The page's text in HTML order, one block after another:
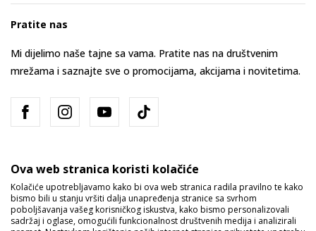
Pratite nas
Mi dijelimo naše tajne sa vama. Pratite nas na društvenim
mrežama i saznajte sve o promocijama, akcijama i novitetima.
Bosna i Hercegovina Promijenite
Ova web stranica koristi kolačiće
Kolačiće upotrebljavamo kako bi ova web stranica radila pravilno te kako
bismo bili u stanju vršiti dalja unapređenja stranice sa svrhom
poboljšavanja vašeg korisničkog iskustva, kako bismo personalizovali
sadržaj i oglase, omogućili funkcionalnost društvenih medija i analizirali